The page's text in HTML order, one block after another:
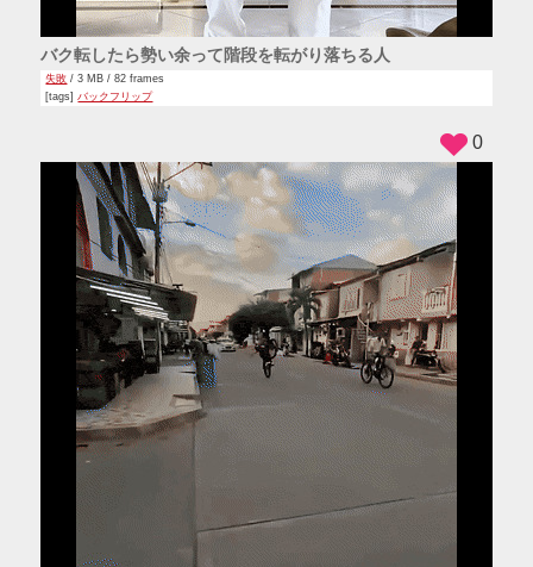
バク転したら勢い余って階段を転がり落ちる人
失敗 / 3 MB / 82 frames
[tags] バックフリップ
0